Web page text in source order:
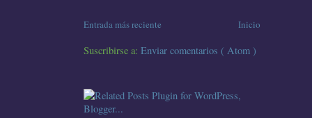
Entrada más reciente Inicio
Suscribirse a: Enviar comentarios ( Atom )